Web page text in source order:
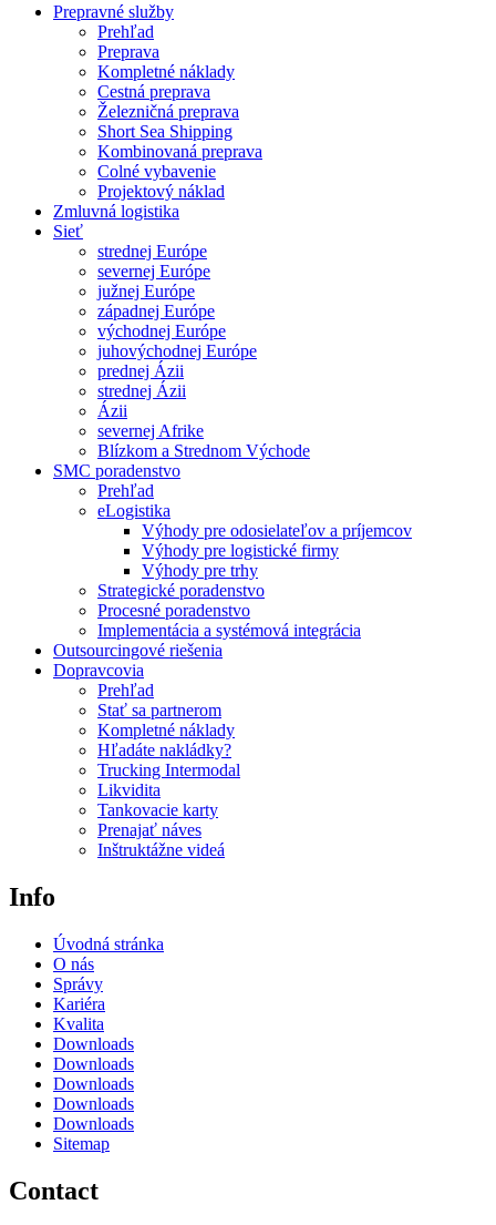
Prepravné služby
Prehľad
Preprava
Kompletné náklady
Cestná preprava
Železničná preprava
Short Sea Shipping
Kombinovaná preprava
Colné vybavenie
Projektový náklad
Zmluvná logistika
Sieť
strednej Európe
severnej Európe
južnej Európe
západnej Európe
východnej Európe
juhovýchodnej Európe
prednej Ázii
strednej Ázii
Ázii
severnej Afrike
Blízkom a Strednom Východe
SMC poradenstvo
Prehľad
eLogistika
Výhody pre odosielateľov a príjemcov
Výhody pre logistické firmy
Výhody pre trhy
Strategické poradenstvo
Procesné poradenstvo
Implementácia a systémová integrácia
Outsourcingové riešenia
Dopravcovia
Prehľad
Stať sa partnerom
Kompletné náklady
Hľadáte nakládky?
Trucking Intermodal
Likvidita
Tankovacie karty
Prenajať náves
Inštruktážne videá
Info
Úvodná stránka
O nás
Správy
Kariéra
Kvalita
Downloads
Downloads
Downloads
Downloads
Downloads
Sitemap
Contact